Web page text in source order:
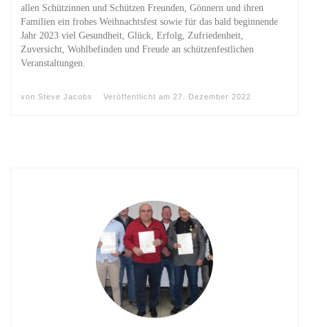
allen Schützinnen und Schützen Freunden, Gönnern und ihren
Familien ein frohes Weihnachtsfest sowie für das bald beginnende
Jahr 2023 viel Gesundheit, Glück, Erfolg, Zufriedenheit,
Zuversicht, Wohlbefinden und Freude an schützenfestlichen
Veranstaltungen.
von Steve Jacobs Veröffentlicht am 27. Dezember 2022